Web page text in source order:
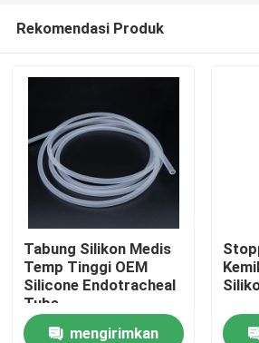
Rumah
Rekomendasi Produk
Tabung Silikon Medis
Temp Tinggi OEM
Silicone Endotracheal
Tube
mengirimkan